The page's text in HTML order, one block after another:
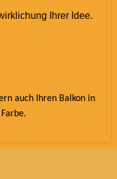
Ihrer Idee.
auch Ihren Balkon in